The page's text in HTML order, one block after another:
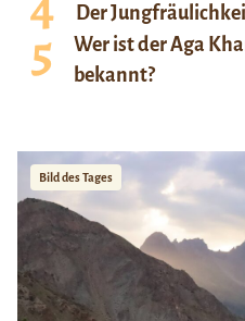
Der
Wer ist der Aga
bekannt?
Bild des Tages